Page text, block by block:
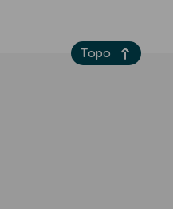
Topo